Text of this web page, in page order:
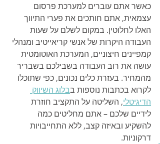
כאשר אתם עוברים למערכת פרסום
עצמאית, אתם חותכים את פערי התיווך
האלו לחלוטין. במקום לשלם על שעות
העבודה היקרות של אנשי קריאייטיב ומנהלי
קמפיינים חיצוניים, המערכת האוטומטית
עושה את רוב העבודה בשבילכם בשבריר
מהמחיר. בעזרת כלים נכונים, כפי שתוכלו
לקרוא בכתבות נוספות בבלוג השיווק
הדיגיטלי, השליטה על התקציב חוזרת
לידיים שלכם – אתם מחליטים כמה
להשקיע ובאיזה קצב, ללא התחייבויות
דרקוניות.